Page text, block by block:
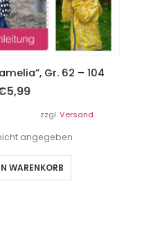
Gr. 62 – 104
5,99
zzgl.Versand
angegeben
WARENKORB